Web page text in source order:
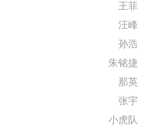
王菲
汪峰
孙浩
朱铭捷
那英
张宇
小虎队